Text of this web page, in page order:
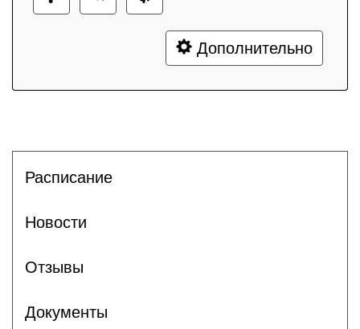
Дополнительно
Расписание
Новости
Отзывы
Документы